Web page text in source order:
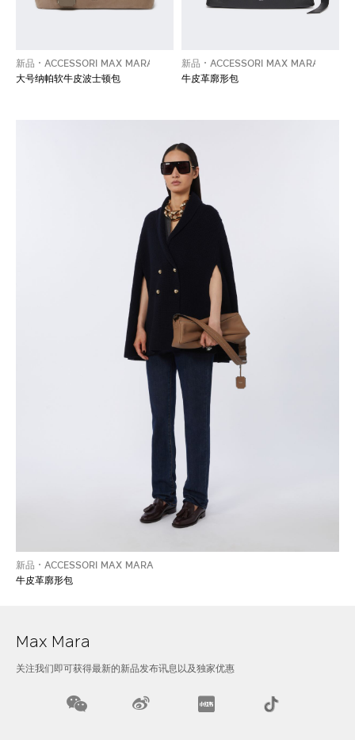
新品
ACCESSORI MAX MARA
大号纳帕软牛皮波士顿包
新品
ACCESSORI MAX MARA
牛皮革廓形包
新品
ACCESSORI MAX MARA
牛皮革廓形包
Max Mara
关注我们即可获得最新的新品发布讯息以及独家优惠